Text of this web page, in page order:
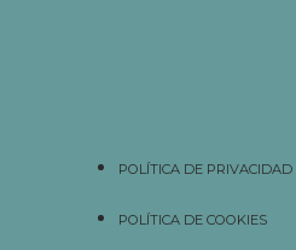
POLÍTICA DE PRIVACIDAD
POLÍTICA DE COOKIES